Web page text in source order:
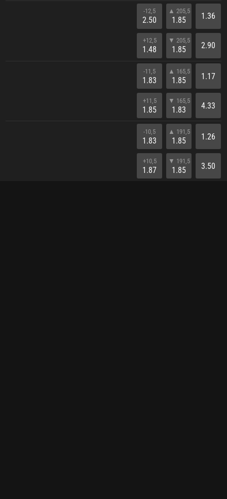
-12,5
2.50
+12,5
1.48
▲ 205,5
1.85
▼ 205,5
1.85
1.36
2.90
-11,5
1.83
+11,5
1.85
▲ 165,5
1.85
▼ 165,5
1.83
1.17
4.33
-10,5
1.83
+10,5
1.87
▲ 191,5
1.85
▼ 191,5
1.85
1.26
3.50